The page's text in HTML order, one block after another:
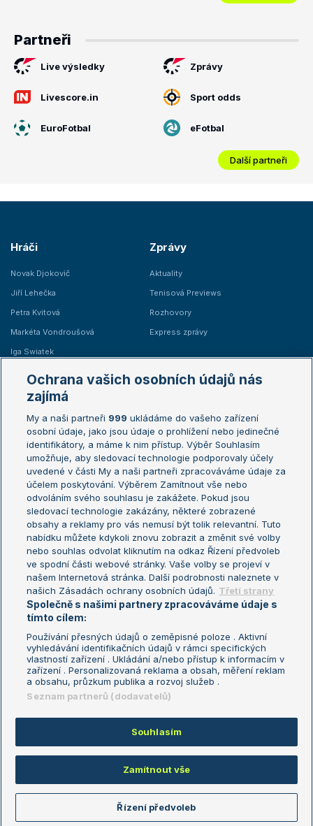
Partneři
Live výsledky Zprávy
Livescore.in Sport odds
EuroFotbal eFotbal
Další partneři
Hráči
Novak Djokovič
Jiří Lehečka
Petra Kvitová
Markéta Vondroušová
Iga Swiatek
Zprávy
Aktuality
Tenisová Previews
Rozhovory
Express zprávy
Žebříčky
Žebříček ATP (muži)
Žebříček WTA (ženy)
Sázkařský žebříček
Australian Open
French Open
Wimbledon
US Open
Turnaj mistrů
Turnaj mistryň
Aktualní trendy
Fotbalové přestupy
Livesport Daily
LS Prague Open
Podmínky užití
Nastavení soukromí
GDPR a žurnalistika
Reklama
Kontakt
Informace o zpracování osobních
údajů
Copyright © 2008-2026 TenisPortal.cz. Využíváme zpravodajství ČTK.
Ochrana vašich osobních údajů nás
zajímá
My a naši partneři 999 ukládáme do vašeho zařízení
osobní údaje, jako jsou údaje o prohlížení nebo jedinečné
identifikátory, a máme k nim přístup. Výběr Souhlasím
umožňuje, aby sledovací technologie podporovaly účely
uvedené v části My a naši partneři zpracováváme údaje za
účelem poskytování. Výběrem Zamítnout vše nebo
odvoláním svého souhlasu je zakážete. Pokud jsou
sledovací technologie zakázány, některé zobrazené
obsahy a reklamy pro vás nemusí být tolik relevantní. Tuto
nabídku můžete kdykoli znovu zobrazit a změnit své volby
nebo souhlas odvolat kliknutím na odkaz Řízení předvoleb
ve spodní části webové stránky. Vaše volby se projeví v
našem Internetová stránka. Další podrobnosti naleznete v
našich Zásadách ochrany osobních údajů. Třetí strany
Společně s našimi partnery zpracováváme údaje s
tímto cílem:
Používání přesných údajů o zeměpisné poloze . Aktivní
vyhledávání identifikačních údajů v rámci specifických
vlastností zařízení . Ukládání a/nebo přístup k informacím v
zařízení . Personalizovaná reklama a obsah, měření reklam
a obsahu, průzkum publika a rozvoj služeb .
Seznam partnerů (dodavatelů)
Souhlasím
Zamítnout vše
Řízení předvoleb